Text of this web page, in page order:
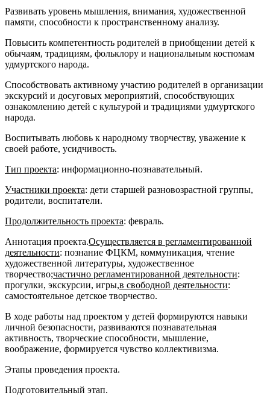
Развивать уровень мышления, внимания, художественной
памяти, способности к пространственному анализу.
Повысить компетентность родителей в приобщении детей к
обычаям, традициям, фольклору и национальным костюмам
удмуртского народа.
Способствовать активному участию родителей в организации
экскурсий и досуговых мероприятий, способствующих
ознакомлению детей с культурой и традициями удмуртского
народа.
Воспитывать любовь к народному творчеству, уважение к
своей работе, усидчивость.
Тип проекта: информационно-познавательный.
Участники проекта: дети старшей разновозрастной группы,
родители, воспитатели.
Продолжительность проекта: февраль.
Аннотация проекта.Осуществляется в регламентированной
деятельности: познание ФЦКМ, коммуникация, чтение
художественной литературы, художественное
творчество;частично регламентированной деятельности:
прогулки, экскурсии, игры,в свободной деятельности:
самостоятельное детское творчество.
В ходе работы над проектом у детей формируются навыки
личной безопасности, развиваются познавательная
активность, творческие способности, мышление,
воображение, формируется чувство коллективизма.
Этапы проведения проекта.
Подготовительный этап.